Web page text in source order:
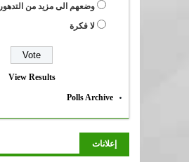
وضعهم الى مزيد من التدهور
لا فكرة
View Results
Polls Archive
إعلانات